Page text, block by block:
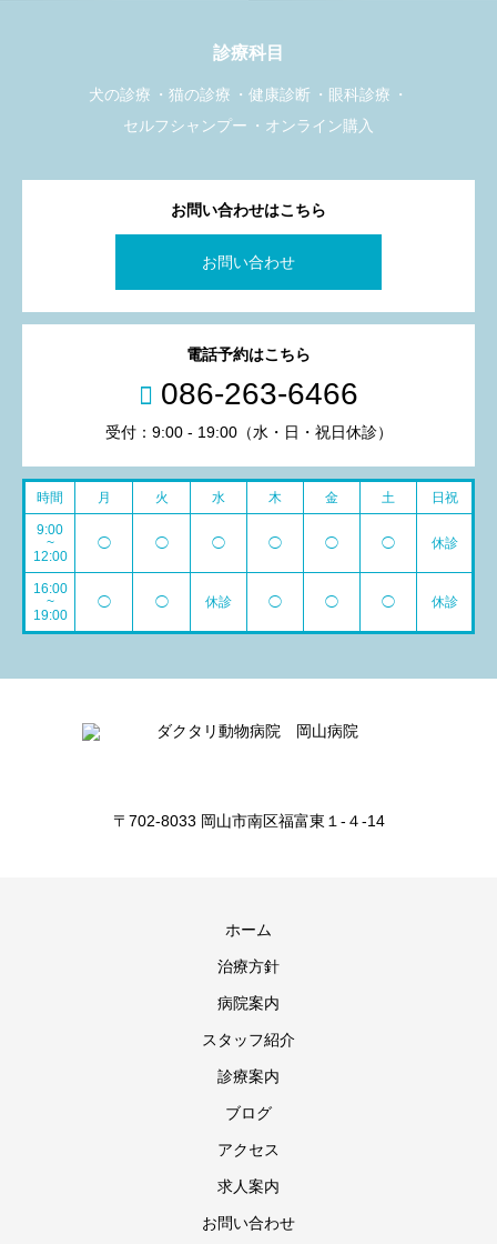
診療科目
犬の診療 猫の診療 健康診断
眼科診療
セルフシャンプー
オンライン購入
お問い合わせはこちら
お問い合わせ
電話予約はこちら
086-263-6466
受付：9:00 - 19:00（水・日・祝日休診）
時間 月 火 水 木 金 土 日祝
9:00
~
12:00
◯ ◯ ◯ ◯ ◯ ◯ 休診
16:00
~
19:00
◯ ◯ 休診 ◯ ◯ ◯ 休診
〒702-8033 岡山市南区福富東１-４-14
ホーム
治療方針
病院案内
スタッフ紹介
診療案内
ブログ
アクセス
求人案内
お問い合わせ